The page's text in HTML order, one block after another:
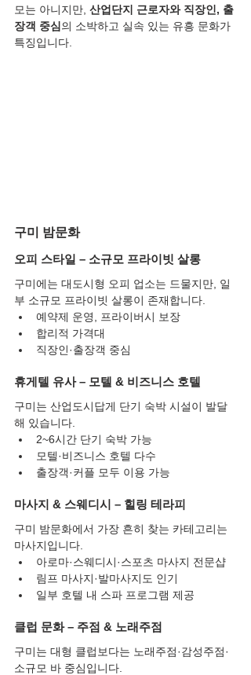
모는 아니지만, 산업단지 근로자와 직장인, 출
장객 중심의 소박하고 실속 있는 유흥 문화가
특징입니다.
구미 밤문화
오피 스타일 – 소규모 프라이빗 살롱
구미에는 대도시형 오피 업소는 드물지만, 일
부 소규모 프라이빗 살롱이 존재합니다.
예약제 운영, 프라이버시 보장
합리적 가격대
직장인·출장객 중심
휴게텔 유사 – 모텔 & 비즈니스 호텔
구미는 산업도시답게 단기 숙박 시설이 발달
해 있습니다.
2~6시간 단기 숙박 가능
모텔·비즈니스 호텔 다수
출장객·커플 모두 이용 가능
마사지 & 스웨디시 – 힐링 테라피
구미 밤문화에서 가장 흔히 찾는 카테고리는
마사지입니다.
아로마·스웨디시·스포츠 마사지 전문샵
림프 마사지·발마사지도 인기
일부 호텔 내 스파 프로그램 제공
클럽 문화 – 주점 & 노래주점
구미는 대형 클럽보다는 노래주점·감성주점·
소규모 바 중심입니다.